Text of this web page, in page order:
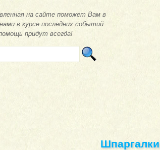
на сайте поможет Вам в
в курсе последних событий
придут всегда!
Шпаргалки